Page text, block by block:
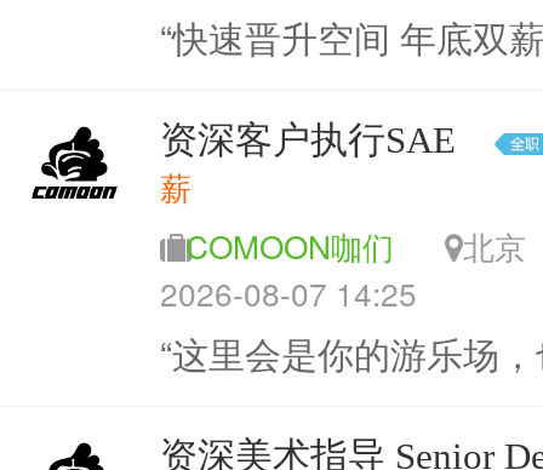
“快速晋升空间 年底双
资深客户执行SAE
薪
COMOON咖们
北
2026-08-07 14:25
“这里会是你的游乐场
资深美术指导 Senior